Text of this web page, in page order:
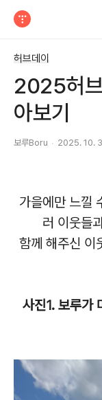
허브데이
2025허
아보기
보루Boru 2025. 10.
가을에만 느낄
러 이웃들
함께 해주신 이
사진1. 보루가